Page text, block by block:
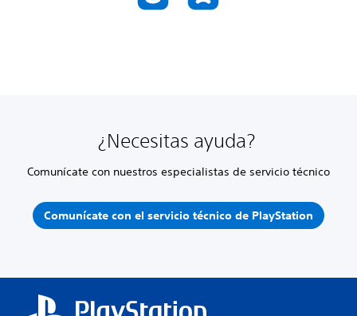
¿Necesitas ayuda?
Comunícate con nuestros especialistas de servicio técnico
Comunícate con el servicio técnico de PlayStation